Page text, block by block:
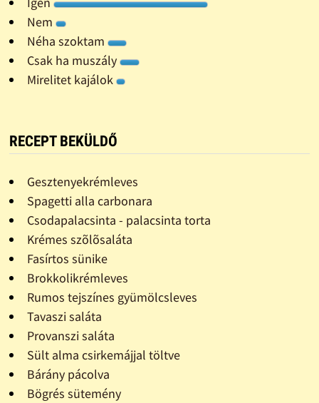
Nem
Néha szoktam
Csak ha muszály
Mirelitet kajálok
RECEPT BEKÜLDŐ
Gesztenyekrémleves
Spagetti alla carbonara
Csodapalacsinta - palacsinta torta
Krémes szõlõsaláta
Fasírtos sünike
Brokkolikrémleves
Rumos tejszínes gyümölcsleves
Tavaszi saláta
Provanszi saláta
Sült alma csirkemájjal töltve
Bárány pácolva
Bögrés sütemény